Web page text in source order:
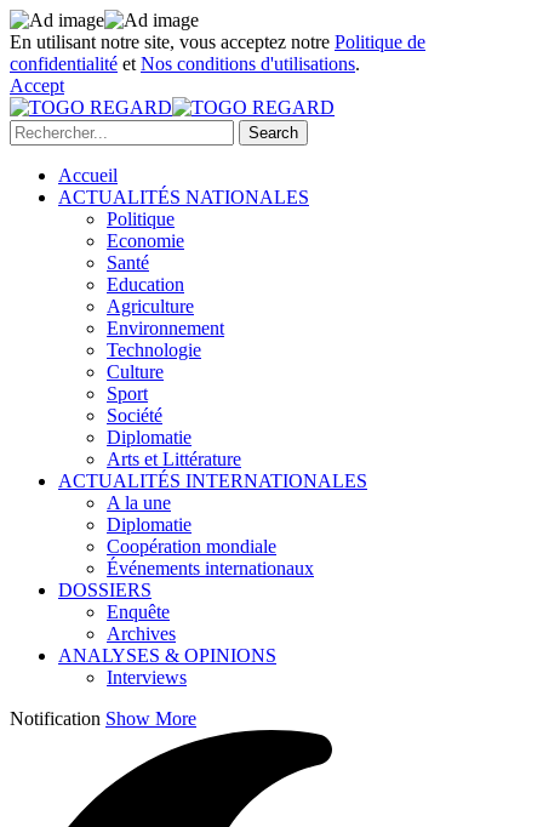
En utilisant notre site, vous acceptez notre Politique de
confidentialité et Nos conditions d'utilisations.
Accept
Accueil
ACTUALITÉS NATIONALES
Politique
Economie
Santé
Education
Agriculture
Environnement
Technologie
Culture
Sport
Société
Diplomatie
Arts et Littérature
ACTUALITÉS INTERNATIONALES
A la une
Diplomatie
Coopération mondiale
Événements internationaux
DOSSIERS
Enquête
Archives
ANALYSES & OPINIONS
Interviews
Notification Show More